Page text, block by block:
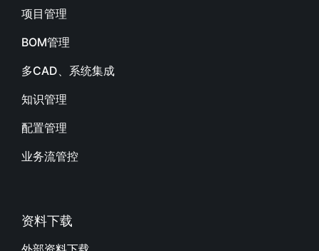
项目管理
BOM管理
多CAD、系统集成
知识管理
配置管理
业务流管控
资料下载